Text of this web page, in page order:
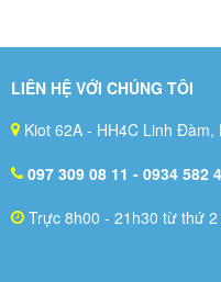
LIÊN HỆ VỚI CHÚNG TÔI
Kiot 62A - HH4C Linh Đàm,
097 309 08 11 - 0934 582
Trực 8h00 - 21h30 từ thứ